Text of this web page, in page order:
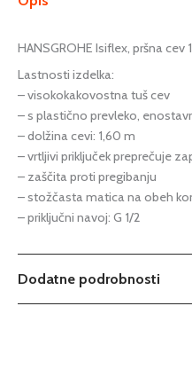
HANSGROHE Isiflex, pršna cev
Lastnosti izdelka:
– visokokakovostna tuš cev
– s plastično prevleko,
– dolžina cevi: 1,60 m
– vrtljivi priključek preprečuje
– zaščita proti pregibanju
– stožčasta matica na obeh
– priključni navoj: G 1/2
Dodatne podrobnosti